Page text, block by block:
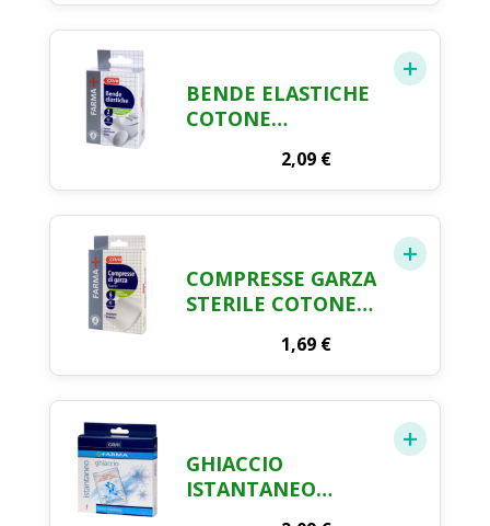
BENDE ELASTICHE
COTONE
FARMA CRAI X 2
2,09 €
COMPRESSE GARZA
STERILE COTONE
1,69 €
GHIACCIO
ISTANTANEO